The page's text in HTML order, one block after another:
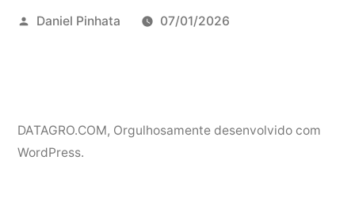
Publicado
Daniel Pinhata 07/01/2026
DATAGRO.COM, Orgulhosamente desenvolvido com
WordPress.